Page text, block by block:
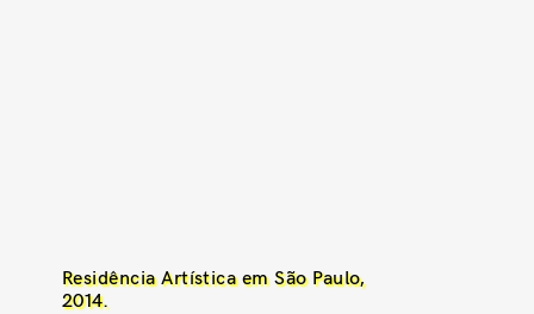
Residência Artística em São Paulo,
2014.